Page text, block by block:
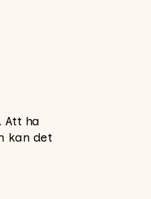
Att ha
kan det